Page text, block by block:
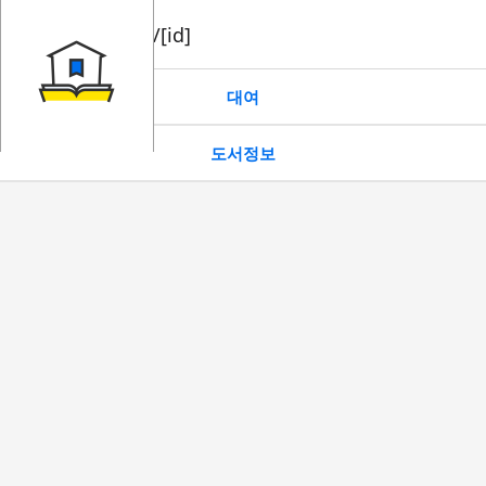
book/rent/[id]
대여
도서정보